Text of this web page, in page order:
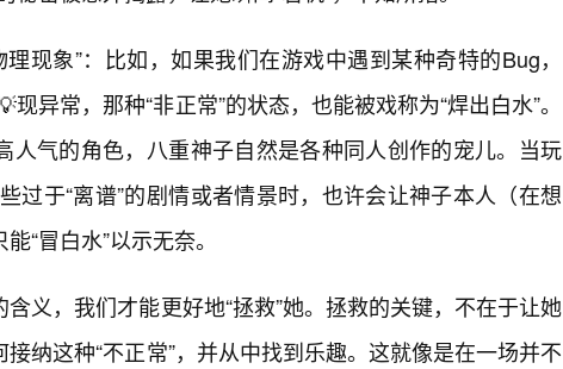
现象”：比如，如果我们在游戏中遇到某种奇特的Bug，
异常，那种“非正常”的状态，也能被戏称为“焊出白水”。
人气的角色，八重神子自然是各种同人创作的宠儿。当玩
过于“离谱”的剧情或者情景时，也许会让神子本人（在想
“冒白水”以示无奈。
含义，我们才能更好地“拯救”她。拯救的关键，不在于让她
接纳这种“不正常”，并从中找到乐趣。这就像是在一场并不